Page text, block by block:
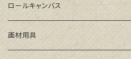
トークロ イエロー(中目)
トークロ 赤SP(中目)
シナパネル
GAERA F(中細目)
GAERA BA(中荒目)
ロールキャンバス
GAERA F(中細目) / BA(中荒目)
画材用具